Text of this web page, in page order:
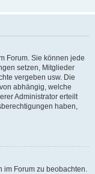
Forum. Sie können jede
setzen, Mitglieder
vergeben usw. Die
abhängig, welche
Administrator erteilt
haben,
im Forum zu beobachten.